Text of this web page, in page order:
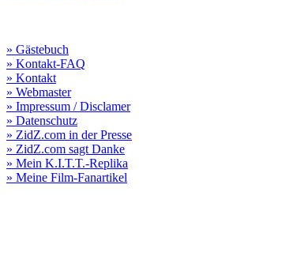
» Gästebuch
» Kontakt-FAQ
» Kontakt
» Webmaster
» Impressum / Disclamer
» Datenschutz
» ZidZ.com in der Presse
» ZidZ.com sagt Danke
» Mein K.I.T.T.-Replika
» Meine Film-Fanartikel